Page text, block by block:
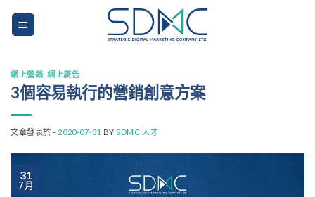
網上營銷 ,網上廣告
3個容易執行的營銷創意方案
文章發表於 - 2020-07-31 BY SDMC 人才
31
7 月